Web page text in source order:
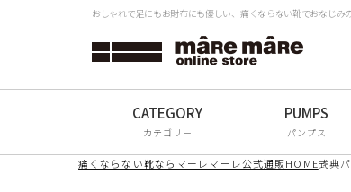
おしゃれで足にもお財布にも優しい、痛くならない靴でおなじみ
カテゴリー パンプス
痛くならない靴ならマーレマーレ公式通販HOME式典
タイプから探す
Women
All